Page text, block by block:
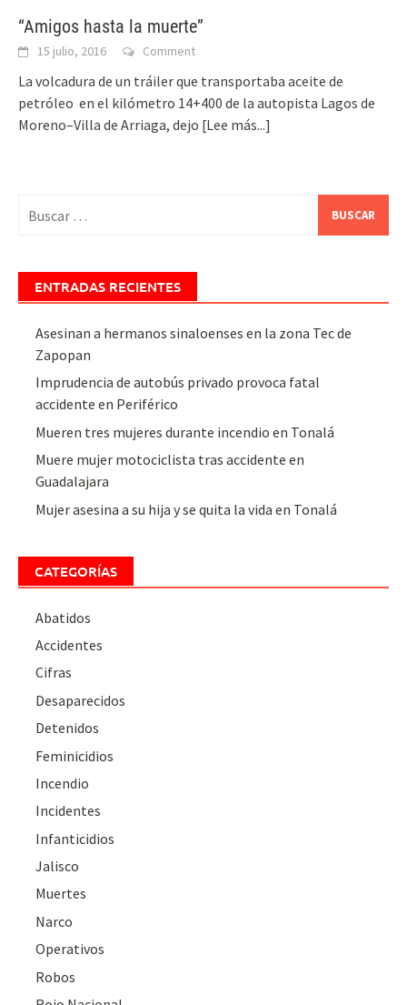
“Amigos hasta la muerte”
15 julio, 2016 Comment
La volcadura de un tráiler que transportaba aceite de
petróleo en el kilómetro 14+400 de la autopista Lagos de
Moreno–Villa de Arriaga, dejo [Lee más...]
ENTRADAS RECIENTES
Asesinan a hermanos sinaloenses en la zona Tec de
Zapopan
Imprudencia de autobús privado provoca fatal
accidente en Periférico
Mueren tres mujeres durante incendio en Tonalá
Muere mujer motociclista tras accidente en
Guadalajara
Mujer asesina a su hija y se quita la vida en Tonalá
CATEGORÍAS
Abatidos
Accidentes
Cifras
Desaparecidos
Detenidos
Feminicidios
Incendio
Incidentes
Infanticidios
Jalisco
Muertes
Narco
Operativos
Robos